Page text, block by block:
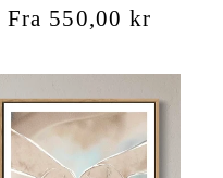
Vanlig
Fra 550,00 kr